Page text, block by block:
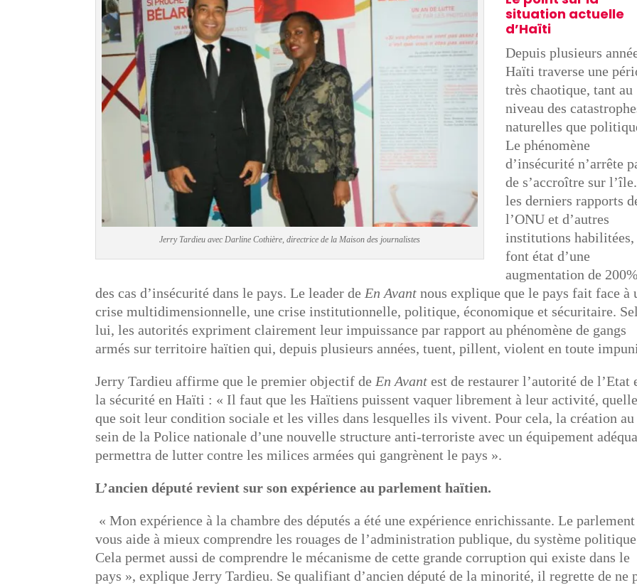
Jerry Tardieu avec Darline Cothière, directrice de la Maison des journalistes
situation actuelle
d’Haïti
Depuis plusieurs
Haïti traverse une
très chaotique, tant au
niveau des
naturelles que
Le phénomène
d’insécurité n’arrête
de s’accroître sur
les derniers rapports
l’ONU et d’autres
institutions habilitées,
font état d’une
augmentation de 200%
des cas d’insécurité dans le pays. Le leader de En Avant nous explique que le pays fait face à
crise multidimensionnelle, une crise institutionnelle, politique, économique et sécuritaire.
lui, les autorités expriment clairement leur impuissance par rapport au phénomène de gangs
armés sur territoire haïtien qui, depuis plusieurs années, tuent, pillent, violent en toute
Jerry Tardieu affirme que le premier objectif de En Avant est de restaurer l’autorité de l’Etat
la sécurité en Haïti : « Il faut que les Haïtiens puissent vaquer librement à leur activité, quelle
que soit leur condition sociale et les villes dans lesquelles ils vivent. Pour cela, la création au
sein de la Police nationale d’une nouvelle structure anti-terroriste avec un équipement
permettra de lutter contre les milices armées qui gangrènent le pays ».
L’ancien député revient sur son expérience au parlement haïtien.
« Mon expérience à la chambre des députés a été une expérience enrichissante. Le parlement
vous aide à mieux comprendre les rouages de l’administration publique, du système
Cela permet aussi de comprendre le mécanisme de cette grande corruption qui existe dans le
pays », explique Jerry Tardieu. Se qualifiant d’ancien député de la minorité, il regrette de ne